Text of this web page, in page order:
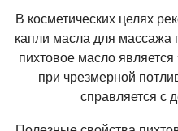
В косметических целях
капли масла для массажа
пихтовое масло
при чрезмерной
справляется с